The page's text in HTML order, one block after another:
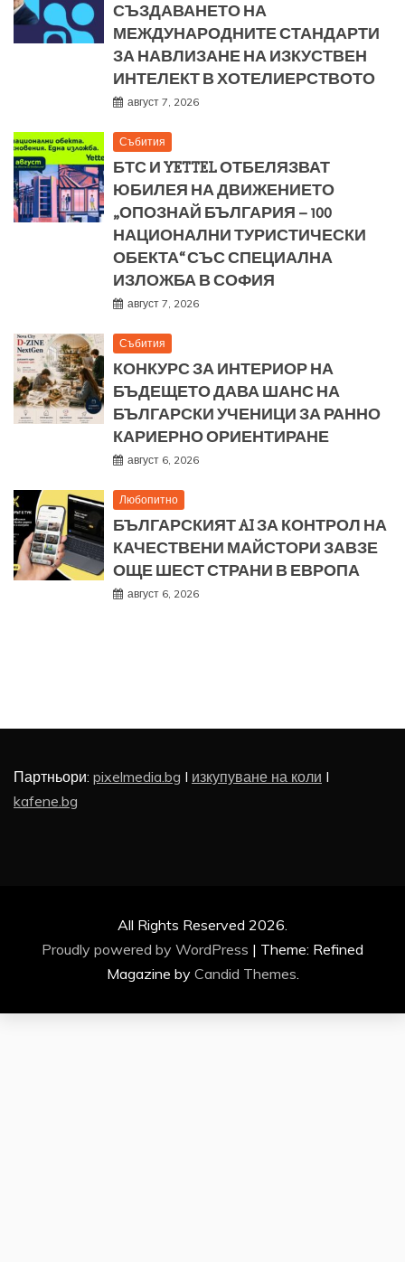
СЪЗДАВАНЕТО НА
МЕЖДУНАРОДНИТЕ СТАНДАРТИ
ЗА НАВЛИЗАНЕ НА ИЗКУСТВЕН
ИНТЕЛЕКТ В ХОТЕЛИЕРСТВОТО
август 7, 2026
Събития
БТС И YETTEL ОТБЕЛЯЗВАТ
ЮБИЛЕЯ НА ДВИЖЕНИЕТО
„ОПОЗНАЙ БЪЛГАРИЯ – 100
НАЦИОНАЛНИ ТУРИСТИЧЕСКИ
ОБЕКТА“ СЪС СПЕЦИАЛНА
ИЗЛОЖБА В СОФИЯ
август 7, 2026
Събития
КОНКУРС ЗА ИНТЕРИОР НА
БЪДЕЩЕТО ДАВА ШАНС НА
БЪЛГАРСКИ УЧЕНИЦИ ЗА РАННО
КАРИЕРНО ОРИЕНТИРАНЕ
август 6, 2026
Любопитно
БЪЛГАРСКИЯТ AI ЗА КОНТРОЛ НА
КАЧЕСТВЕНИ МАЙСТОРИ ЗАВЗЕ
ОЩЕ ШЕСТ СТРАНИ В ЕВРОПА
август 6, 2026
Партньори: pixelmedia.bg I изкупуване на коли I
kafene.bg
All Rights Reserved 2026.
Proudly powered by WordPress | Theme: Refined
Magazine by Candid Themes.